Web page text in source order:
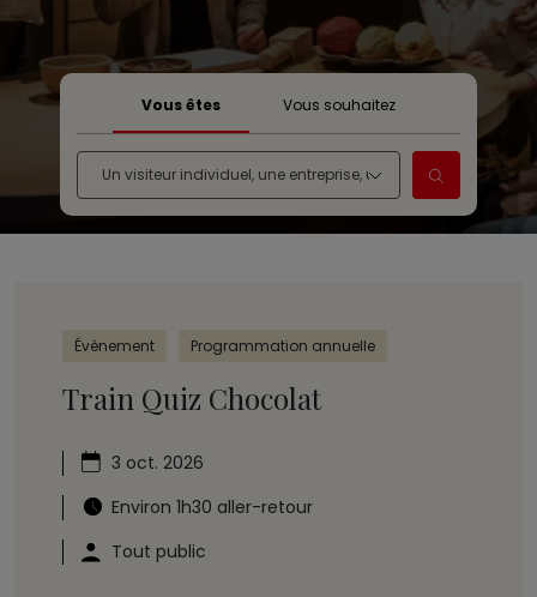
Vous êtes Vous souhaitez
Évènement Programmation annuelle
Train Quiz Chocolat
3 oct. 2026
Environ 1h30 aller-retour
Tout public